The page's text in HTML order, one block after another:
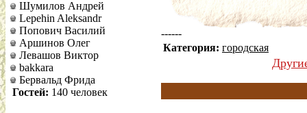
Шумилов Андрей
Lepehin Aleksandr
Попович Василий
Аршинов Олег
Левашов Виктор
bakkara
Бервальд Фрида
Гостей: 140 человек
------
Категория: городская